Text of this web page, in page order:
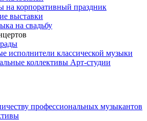
на корпоративный праздник
выставки
на свадьбу
исполнители классической музыки
коллективы Арт-студии
профессиональных музыкантов